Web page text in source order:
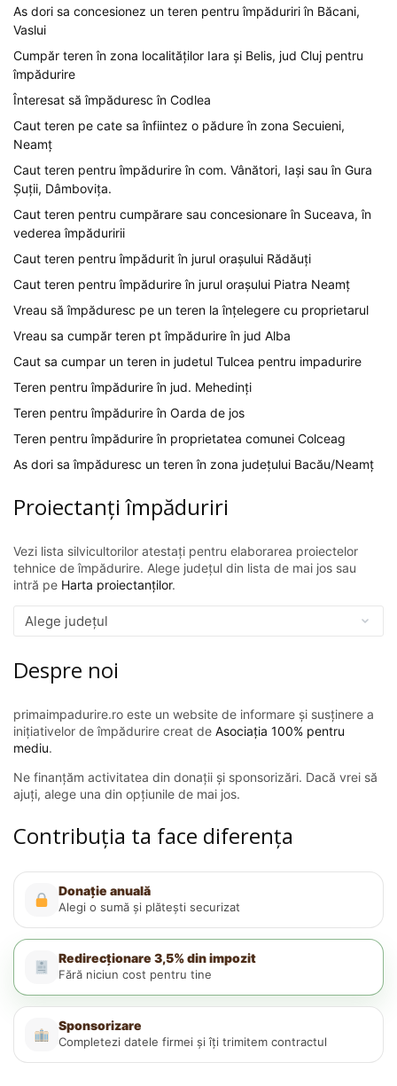
As dori sa concesionez un teren pentru împăduriri în Băcani,
Vaslui
Cumpăr teren în zona localităților Iara și Belis, jud Cluj pentru
împădurire
Înteresat să împăduresc în Codlea
Caut teren pe cate sa înfiintez o pădure în zona Secuieni,
Neamț
Caut teren pentru împădurire în com. Vânători, Iași sau în Gura
Șuții, Dâmbovița.
Caut teren pentru cumpărare sau concesionare în Suceava, în
vederea împăduririi
Caut teren pentru împădurit în jurul orașului Rădăuți
Caut teren pentru împădurire în jurul orașului Piatra Neamț
Vreau să împăduresc pe un teren la înțelegere cu proprietarul
Vreau sa cumpăr teren pt împădurire în jud Alba
Caut sa cumpar un teren in judetul Tulcea pentru impadurire
Teren pentru împădurire în jud. Mehedinți
Teren pentru împădurire în Oarda de jos
Teren pentru împădurire în proprietatea comunei Colceag
As dori sa împăduresc un teren în zona județului Bacău/Neamț
Proiectanți împăduriri
Vezi lista silvicultorilor atestați pentru elaborarea proiectelor
tehnice de împădurire. Alege județul din lista de mai jos sau
intră pe Harta proiectanților.
Despre noi
primaimpadurire.ro este un website de informare și susținere a
inițiativelor de împădurire creat de Asociația 100% pentru
mediu.
Ne finanțăm activitatea din donații și sponsorizări. Dacă vrei să
ajuți, alege una din opțiunile de mai jos.
Contribuția ta face diferența
Donație anuală
Alegi o sumă și plătești securizat
Redirecționare 3,5% din impozit
Fără niciun cost pentru tine
Sponsorizare
Completezi datele firmei și îți trimitem contractul